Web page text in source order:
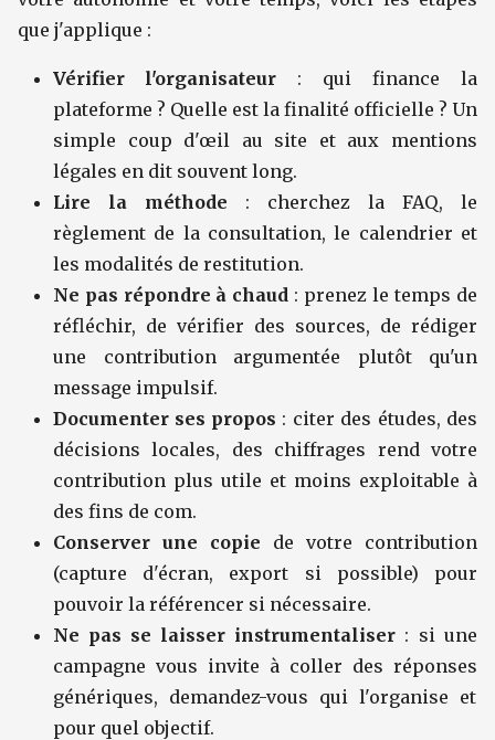
que j'applique :
Vérifier l'organisateur : qui finance la
plateforme ? Quelle est la finalité officielle ? Un
simple coup d'œil au site et aux mentions
légales en dit souvent long.
Lire la méthode : cherchez la FAQ, le
règlement de la consultation, le calendrier et
les modalités de restitution.
Ne pas répondre à chaud : prenez le temps de
réfléchir, de vérifier des sources, de rédiger
une contribution argumentée plutôt qu'un
message impulsif.
Documenter ses propos : citer des études, des
décisions locales, des chiffrages rend votre
contribution plus utile et moins exploitable à
des fins de com.
Conserver une copie de votre contribution
(capture d'écran, export si possible) pour
pouvoir la référencer si nécessaire.
Ne pas se laisser instrumentaliser : si une
campagne vous invite à coller des réponses
génériques, demandez-vous qui l'organise et
pour quel objectif.